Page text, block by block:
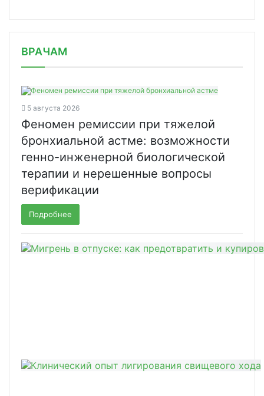
ВРАЧАМ
5 августа 2026
Феномен ремиссии при тяжелой
бронхиальной астме: возможности
генно-инженерной биологической
терапии и нерешенные вопросы
верификации
Подробнее